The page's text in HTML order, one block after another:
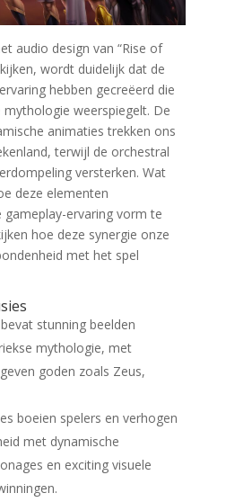
audio design van “Rise of
wordt duidelijk dat de
hebben gecreëerd die
weerspiegelt. De
animaties trekken ons
terwijl de orchestral
versterken. Wat
deze elementen
ervaring vorm te
hoe deze synergie onze
met het spel
stunning beelden
mythologie, met
goden zoals Zeus,
boeien spelers en verhogen
met dynamische
en exciting visuele